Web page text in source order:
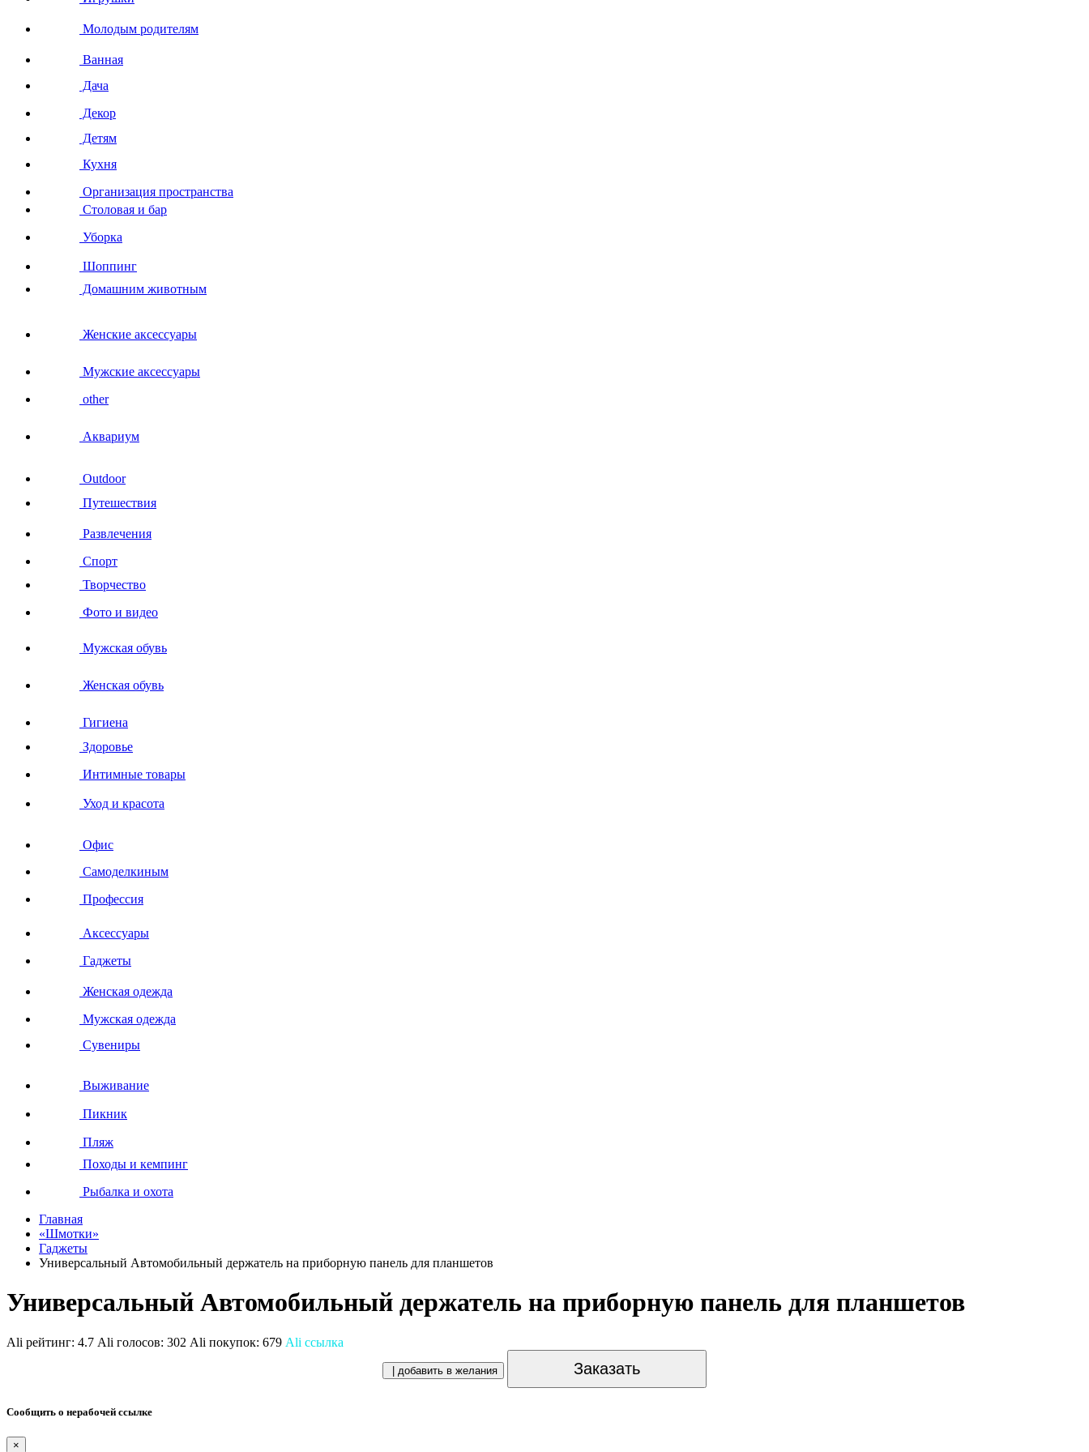
Молодым родителям
Ванная
Дача
Декор
Детям
Кухня
Организация пространства
Столовая и бар
Уборка
Шоппинг
Домашним животным
Женские аксессуары
Мужские аксессуары
other
Аквариум
Outdoor
Путешествия
Развлечения
Спорт
Творчество
Фото и видео
Мужская обувь
Женская обувь
Гигиена
Здоровье
Интимные товары
Уход и красота
Офис
Самоделкиным
Профессия
Аксессуары
Гаджеты
Женская одежда
Мужская одежда
Сувениры
Выживание
Пикник
Пляж
Походы и кемпинг
Рыбалка и охота
Главная
«Шмотки»
Гаджеты
Универсальный Автомобильный держатель на приборную панель для планшетов
Универсальный Автомобильный держатель на приборную панель для планшетов
Ali рейтинг: 4.7 Ali голосов: 302 Ali покупок: 679 Ali ссылка
| добавить в желания Заказать
Сообщить о нерабочей ссылке
×